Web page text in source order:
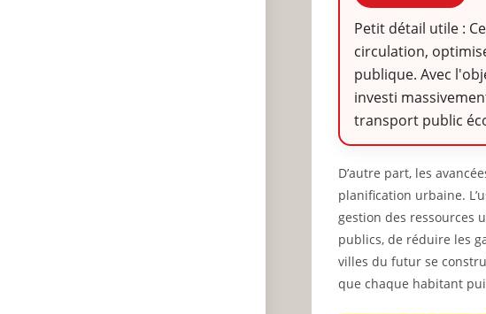
Petit détail utile :
circulation,
publique. Avec
investi
transport public
D’autre part, les
planification urbaine.
gestion des ressources
publics, de réduire les
villes du futur se
que chaque habitant